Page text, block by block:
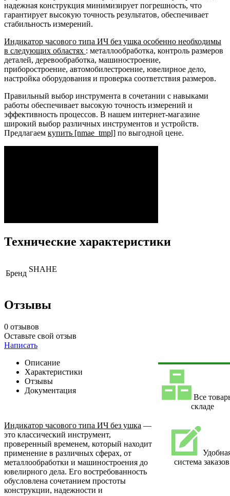
надежная конструкция минимизирует погрешность, что
гарантирует высокую точность результатов, обеспечивает
стабильность измерений.
Индикатор часового типа ИЧ без ушка особенно необходимы
в следующих областях : металлообработка, контроль размеров
деталей, деревообработка, машиностроение,
приборостроение, автомобилестроение, ювелирное дело,
настройка оборудования и проверка соответствия размеров.
Правильный выбор инструмента в сочетании с навыками
работы обеспечивает высокую точность измерений и
эффективность процессов. В нашем интернет-магазине
широкий выбор различных инструментов и устройств.
Предлагаем купить [nmae_tmpl] по выгодной цене.
Технические характеристики
Бренд SHAHE
Отзывы
0 отзывов
Оставьте свой отзыв
Написать
Описание
Характеристики
Отзывы
Документация
Индикатор часового типа ИЧ без ушка —
это классический инструмент,
проверенный временем, который находит
применение в различных сферах, от
металлообработки и машиностроения до
ювелирного дела. Его востребованность
обусловлена сочетанием простоты
конструкции, надежности и
Все
складе
система заказов